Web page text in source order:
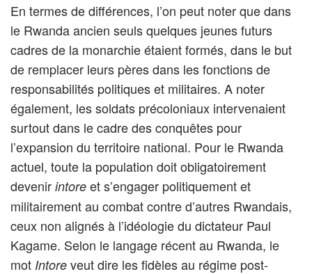
En termes de différences, l’on peut noter que dans
le Rwanda ancien seuls quelques jeunes futurs
cadres de la monarchie étaient formés, dans le but
de remplacer leurs pères dans les fonctions de
responsabilités politiques et militaires. A noter
également, les soldats précoloniaux intervenaient
surtout dans le cadre des conquêtes pour
l’expansion du territoire national. Pour le Rwanda
actuel, toute la population doit obligatoirement
devenir intore et s’engager politiquement et
militairement au combat contre d’autres Rwandais,
ceux non alignés à l’idéologie du dictateur Paul
Kagame. Selon le langage récent au Rwanda, le
mot Intore veut dire les fidèles au régime post-